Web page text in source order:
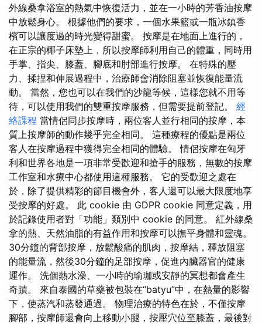
外線桑拿浴室的熱氣中恢復活力，並在一小時的芳香油按摩
中放鬆身心。 根據他們的要求，一個水果籃或一瓶冰鎮香
檳可以讓度過的時光變得甜蜜。 按摩是在地面上進行的，
在正宗的椰子床墊上，所以按摩師利用自己的體重，同時用
手掌、指尖、膝蓋、腳底和肘部進行按摩。 在特殊的壓
力、揉捏和伸展過程中，治療師會消除阻塞並恢復能量流
動。 當然，您也可以在我們的沙龍等候，這樣您就不用等
待，可以使用我們的雙重按摩服務，但需要提前登記。 經
絡課程 當情侶同步按摩時，兩位客人並行相同的按摩，本
質上按摩師的動作幾乎完全相同。 這種療程的優點是兩位
客人在按摩過程中獲得完全相同的體驗。 情侶按摩在匈牙
利和世界各地是一項非常受歡迎和搶手的服務，無數的按摩
工作室和水療中心都使用這種服務。 它的受歡迎之處在
於，除了提供精彩的節目機會外，客人還可以最大限度地享
受按摩的好處。 此 cookie 由 GDPR cookie 同意定義，用
於記錄使用者對「功能」類別中 cookie 的同意。 紅外線桑
拿的熱、天然油脂的有益作用和按摩可以撫平身體和靈魂。
30分鐘的背部按摩，放鬆酸痛的肌肉，按摩結，釋放阻塞
的能量流，然後30分鐘的足部按摩，促進內臟器官的健康
運作。 洗個熱水澡、一小時的瑜珈或安靜的冥想都會產生
奇蹟。 來自泰國的草藥被包裝在“batyu”中，在熱量的影響
下，使蒸汽和蒸發通過。 物理治療的特色在於，不僅按摩
腳部，按摩師還會向上移動小腿，按壓穴位至膝蓋，最後對